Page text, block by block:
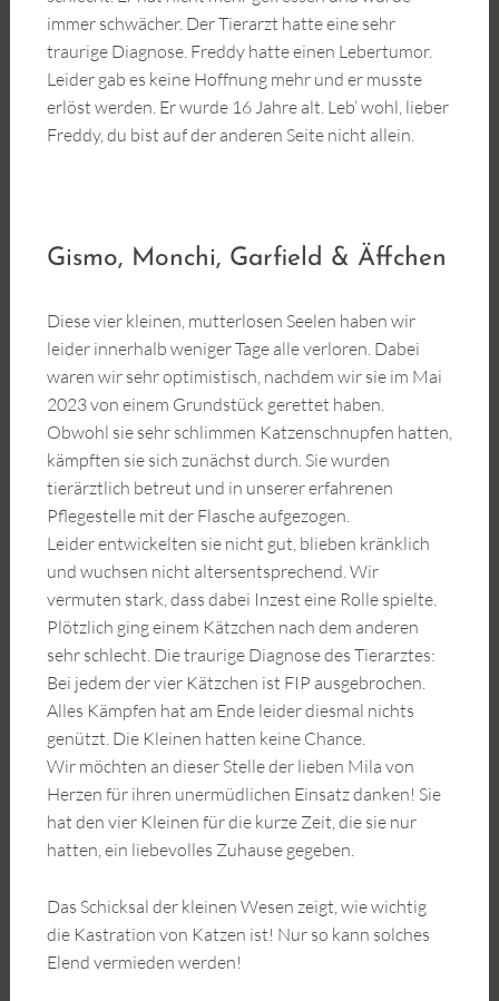
immer schwächer. Der Tierarzt hatte eine sehr
traurige Diagnose. Freddy hatte einen Lebertumor.
Leider gab es keine Hoffnung mehr und er musste
erlöst werden. Er wurde 16 Jahre alt. Leb‘ wohl, lieber
Freddy, du bist auf der anderen Seite nicht allein.
Gismo, Monchi, Garfield & Äffchen
Diese vier kleinen, mutterlosen Seelen haben wir
leider innerhalb weniger Tage alle verloren. Dabei
waren wir sehr optimistisch, nachdem wir sie im Mai
2023 von einem Grundstück gerettet haben.
Obwohl sie sehr schlimmen Katzenschnupfen hatten,
kämpften sie sich zunächst durch. Sie wurden
tierärztlich betreut und in unserer erfahrenen
Pflegestelle mit der Flasche aufgezogen.
Leider entwickelten sie nicht gut, blieben kränklich
und wuchsen nicht altersentsprechend. Wir
vermuten stark, dass dabei Inzest eine Rolle spielte.
Plötzlich ging einem Kätzchen nach dem anderen
sehr schlecht. Die traurige Diagnose des Tierarztes:
Bei jedem der vier Kätzchen ist FIP ausgebrochen.
Alles Kämpfen hat am Ende leider diesmal nichts
genützt. Die Kleinen hatten keine Chance.
Wir möchten an dieser Stelle der lieben Mila von
Herzen für ihren unermüdlichen Einsatz danken! Sie
hat den vier Kleinen für die kurze Zeit, die sie nur
hatten, ein liebevolles Zuhause gegeben.
Das Schicksal der kleinen Wesen zeigt, wie wichtig
die Kastration von Katzen ist! Nur so kann solches
Elend vermieden werden!